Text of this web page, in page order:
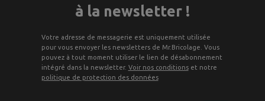
à la newsletter !
Votre adresse de messagerie est uniquement utilisée
pour vous envoyer les newsletters de Mr.Bricolage. Vous
pouvez à tout moment utiliser le lien de désabonnement
intégré dans la newsletter. Voir nos conditionset notre
politique de protection des données